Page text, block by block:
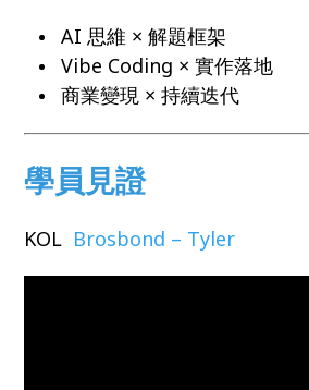
AI 思維 × 解題框架
Vibe Coding × 實作落地
商業變現 × 持續迭代
學員見證
KOL Brosbond – Tyler